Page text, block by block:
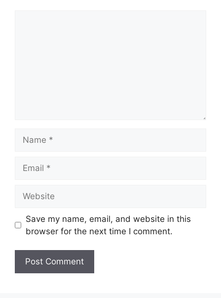
Save my name, email, and website in this
browser for the next time I comment.